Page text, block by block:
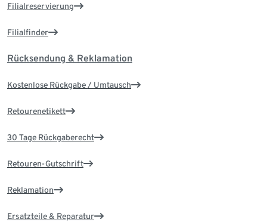
Filialreservierung
Filialfinder
Rücksendung & Reklamation
Kostenlose Rückgabe / Umtausch
Retourenetikett
30 Tage Rückgaberecht
Retouren-Gutschrift
Reklamation
Ersatzteile & Reparatur